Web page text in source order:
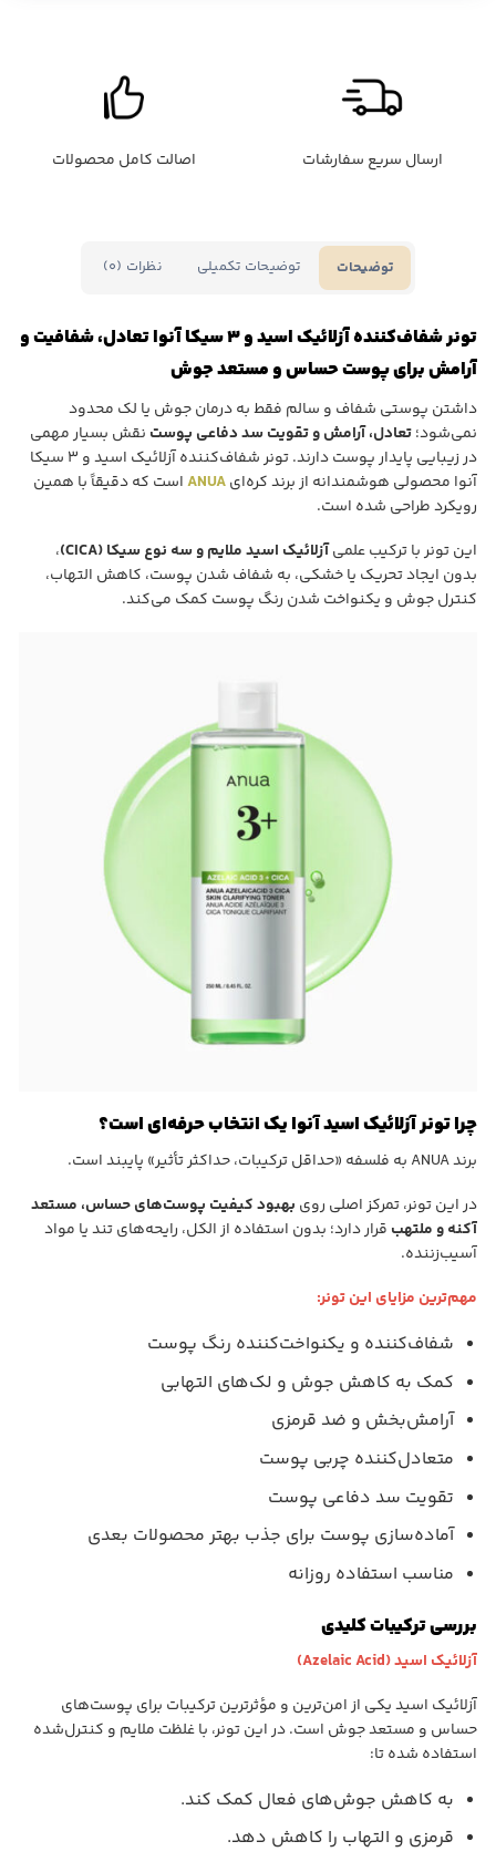
ارسال سریع سفارشات اصالت کامل محصولات
توضیحات توضیحات تکمیلی نظرات (0)
تونر شفاف‌کننده آزلائیک اسید و ۳ سیکا آنوا تعادل، شفافیت و
آرامش برای پوست حساس و مستعد جوش
داشتن پوستی شفاف و سالم فقط به درمان جوش یا لک محدود
نمی‌شود؛تعادل، آرامش و تقویت سد دفاعی پوست نقش بسیار مهمی
در زیبایی پایدار پوست دارند. تونر شفاف‌کننده آزلائیک اسید و ۳ سیکا
آنوا محصولی هوشمندانه از برند کره‌ایANUAاست که دقیقاً با همین
رویکرد طراحی شده است.
این تونر با ترکیب علمیآزلائیک اسید ملایم و سه نوع سیکا (CICA)
،
بدون ایجاد تحریک یا خشکی، به شفاف شدن پوست، کاهش التهاب،
کنترل جوش و یکنواخت شدن رنگ پوست کمک می‌کند.
چرا تونر آزلائیک اسید آنوا یک انتخاب حرفه‌ای است؟
برند ANUA به فلسفه «حداقل ترکیبات، حداکثر تأثیر» پایبند است.
در این تونر، تمرکز اصلی روی بهبود کیفیت پوست‌های حساس، مستعد
آکنه و ملتهب قرار دارد؛ بدون استفاده از الکل، رایحه‌های تند یا مواد
آسیب‌زننده.
مهم‌ترین مزایای این تونر:
شفاف‌کننده و یکنواخت‌کننده رنگ پوست
کمک به کاهش جوش و لک‌های التهابی
آرامش‌بخش و ضد قرمزی
متعادل‌کننده چربی پوست
تقویت سد دفاعی پوست
آماده‌سازی پوست برای جذب بهتر محصولات بعدی
مناسب استفاده روزانه
بررسی ترکیبات کلیدی
آزلائیک اسید (Azelaic Acid)
آزلائیک اسید یکی از امن‌ترین و مؤثرترین ترکیبات برای پوست‌های
حساس و مستعد جوش است. در این تونر، با غلظت ملایم و کنترل‌شده
استفاده شده تا:
به کاهش جوش‌های فعال کمک کند.
قرمزی و التهاب را کاهش دهد.